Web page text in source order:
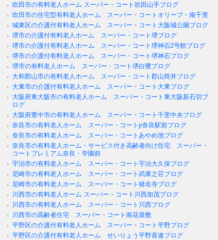
吹田市の有料老人ホーム スーパー・コート吹田山手ブログ
吹田市の住宅型有料老人ホーム スーパー・コートオリーブ・南千里
城東区の介護付有料老人ホーム スーパー・コート大阪城公園ブログ
堺市の介護付有料老人ホーム スーパー・コート堺ブログ
堺市の介護付有料老人ホーム スーパー・コート堺神石2号館ブログ
堺市の介護付有料老人ホーム スーパー・コート堺神石ブログ
堺市の有料老人ホーム スーパー・コート堺白鷺ブログ
大和郡山市の有料老人ホーム スーパー・コート郡山筒井ブログ
大東市の介護付有料老人ホーム スーパー・コート大東ブログ
大阪府東大阪市の有料老人ホーム スーパー・コート東大阪新石切ブ
ログ
大阪府豊中市の有料老人ホーム スーパー・コート千里中央ブログ
奈良市の有料老人ホーム スーパー・コートjr奈良駅前ブログ
奈良市の有料老人ホーム スーパー・コートあやめ池ブログ
奈良市の有料老人ホーム・サービス付き高齢者向け住宅 スーパー・
コートプレミアム奈良・学園前
宇治市の有料老人ホーム スーパー・コート宇治大久保ブログ
尼崎市の有料老人ホーム スーパー・コート武庫之荘ブログ
尼崎市の有料老人ホーム スーパー・コート猪名寺ブログ
川西市の有料老人ホーム スーパー・コート川西加茂ブログ
川西市の有料老人ホーム スーパー・コート川西ブログ
川西市の高齢者住宅 スーパー・コート南花屋敷
平野区の介護付有料老人ホーム スーパー・コート平野ブログ
平野区の介護付有料老人ホーム せいりょう平野喜連ブログ